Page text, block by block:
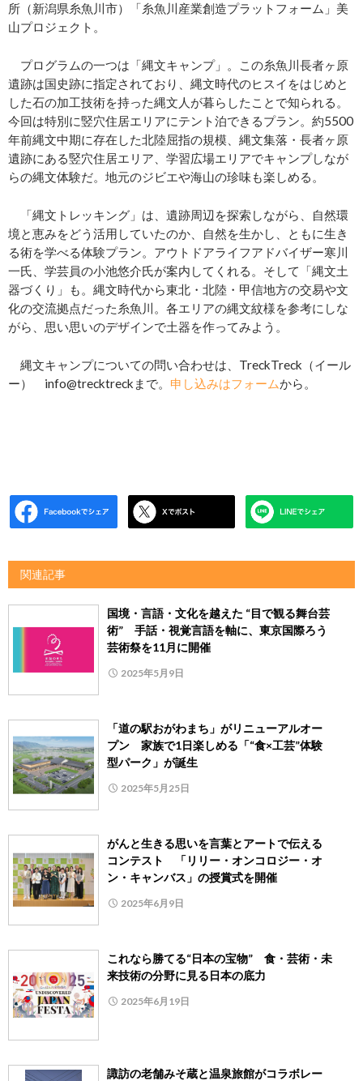
所（新潟県糸魚川市）「糸魚川産業創造プラットフォーム」美
山プロジェクト。
プログラムの一つは「縄文キャンプ」。この糸魚川長者ヶ原
遺跡は国史跡に指定されており、縄文時代のヒスイをはじめと
した石の加工技術を持った縄文人が暮らしたことで知られる。
今回は特別に竪穴住居エリアにテント泊できるプラン。約5500
年前縄文中期に存在した北陸屈指の規模、縄文集落・長者ヶ原
遺跡にある竪穴住居エリア、学習広場エリアでキャンプしなが
らの縄文体験だ。地元のジビエや海山の珍味も楽しめる。
「縄文トレッキング」は、遺跡周辺を探索しながら、自然環
境と恵みをどう活用していたのか、自然を生かし、ともに生き
る術を学べる体験プラン。アウトドアライフアドバイザー寒川
一氏、学芸員の小池悠介氏が案内してくれる。そして「縄文土
器づくり」も。縄文時代から東北・北陸・甲信地方の交易や文
化の交流拠点だった糸魚川。各エリアの縄文紋様を参考にしな
がら、思い思いのデザインで土器を作ってみよう。
縄文キャンプについての問い合わせは、TreckTreck（イール
ー） info@trecktreckまで。 申し込みはフォームから。
関連記事
国境・言語・文化を越えた “目で観る舞台芸
術” 手話・視覚言語を軸に、東京国際ろう
芸術祭を11月に開催
2025年5月9日
「道の駅おがわまち」がリニューアルオー
プン 家族で1日楽しめる「“食×工芸”体験
型パーク」が誕生
2025年5月25日
がんと生きる思いを言葉とアートで伝える
コンテスト 「リリー・オンコロジー・オ
ン・キャンバス」の授賞式を開催
2025年6月9日
これなら勝てる“日本の宝物” 食・芸術・未
来技術の分野に見る日本の底力
2025年6月19日
諏訪の老舗みそ蔵と温泉旅館がコラボレー